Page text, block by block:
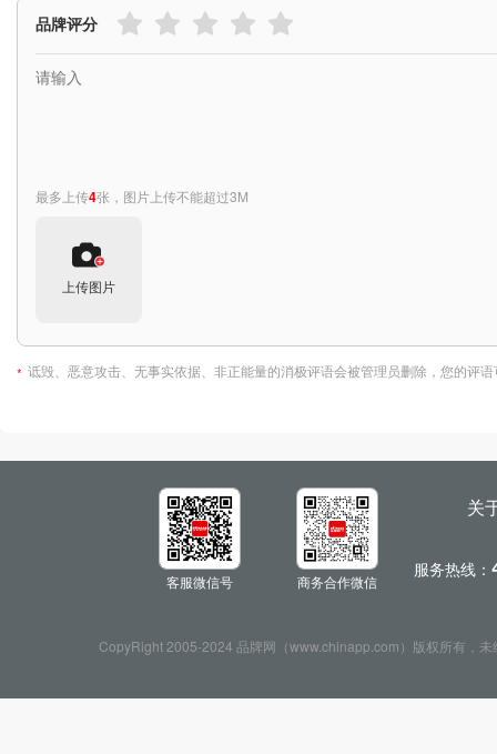
品牌评分
最多上传4张，图片上传不能超过3M
上传图片
* 诋毁、恶意攻击、无事实依据、非正能量的消极评语会被管理员删除，您的评
客服微信号 商务合作微信
关
服务热线：
CopyRight 2005-2024 品牌网（www.chinapp.com）版权所有，